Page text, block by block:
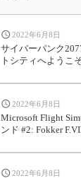
2022年6月8日
サイバーパンク
トシティへようこ
2022年6月8日
Microsoft Flight
ンド #2: Fokker
2022年6月8日